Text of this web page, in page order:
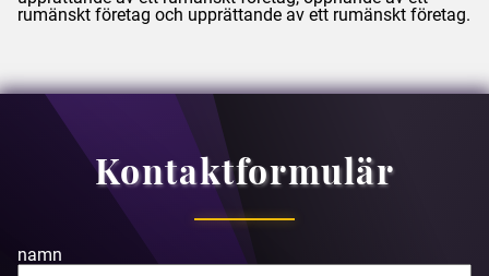
rumänskt företag och upprättande av ett rumänskt företag.
Kontaktformulär
namn